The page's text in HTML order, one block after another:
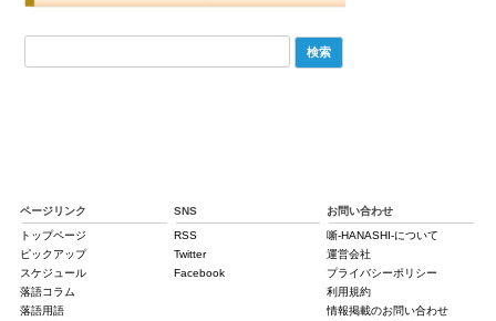
ページリンク
トップページ
ピックアップ
スケジュール
落語コラム
落語用語
SNS
RSS
Twitter
Facebook
お問い合わせ
噺-HANASHI-について
運営会社
プライバシーポリシー
利用規約
情報掲載のお問い合わせ